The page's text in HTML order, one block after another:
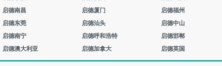
启德南昌
启德厦门
启德福州
启德东莞
启德汕头
启德中山
启德南宁
启德呼和浩特
启德邯郸
启德澳大利亚
启德加拿大 启德英国